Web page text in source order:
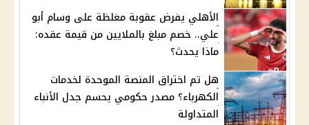
الأهلي يفرض عقوبة مغلظة على وسام أبو
علي.. خصم مبلغ بالملايين من قيمة عقده:
ماذا يحدث؟
هل تم اختراق المنصة الموحدة لخدمات
الكهرباء؟ مصدر حكومي يحسم جدل الأنباء
المتداولة